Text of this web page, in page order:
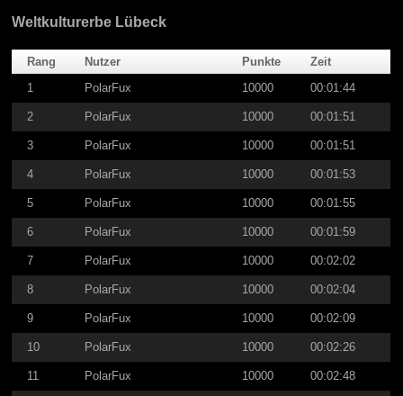
Weltkulturerbe Lübeck
Rang Nutzer Punkte
Zeit
1
PolarFux 10000 00:01:44
2 PolarFux 10000 00:01:51
3 PolarFux 10000 00:01:51
4 PolarFux 10000 00:01:53
5 PolarFux 10000 00:01:55
6 PolarFux 10000 00:01:59
7 PolarFux 10000 00:02:02
8 PolarFux 10000 00:02:04
9 PolarFux 10000 00:02:09
10 PolarFux 10000 00:02:26
11 PolarFux 10000 00:02:48